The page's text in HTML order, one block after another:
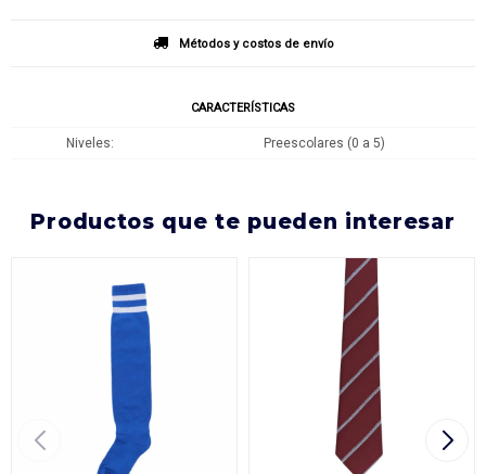
Métodos y costos de envío
CARACTERÍSTICAS
Niveles Preescolares (0 a 5)
productos que te pueden interesar